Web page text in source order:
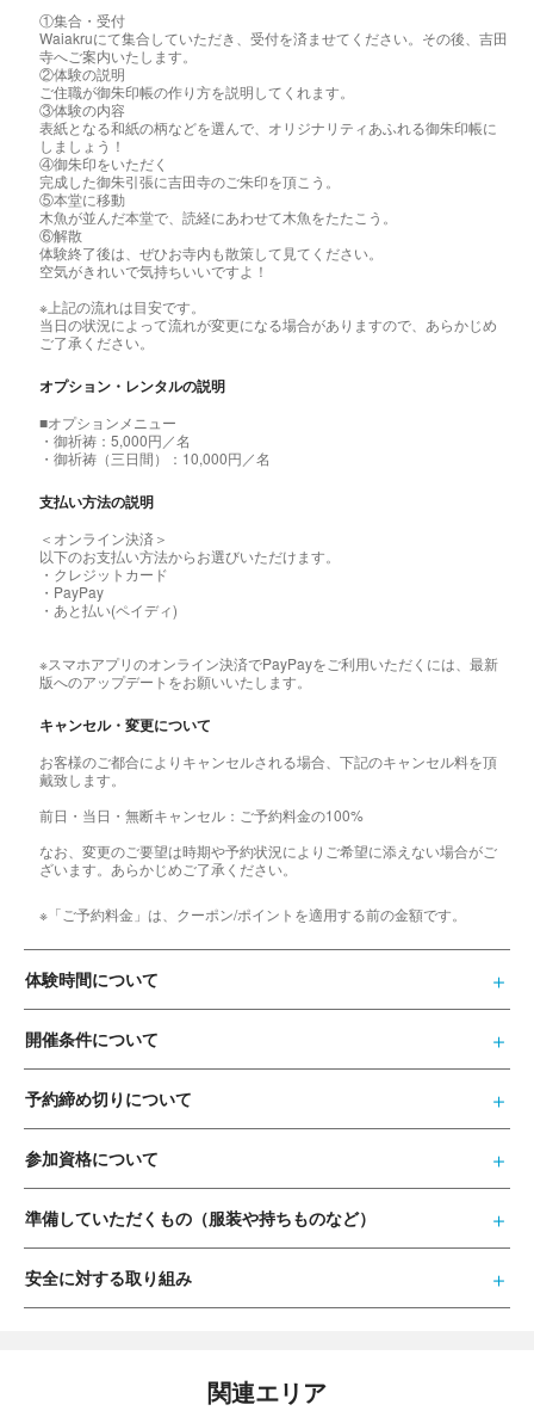
①集合・受付
Waiakruにて集合していただき、受付を済ませてください。その後、吉田
寺へご案内いたします。
②体験の説明
ご住職が御朱印帳の作り方を説明してくれます。
③体験の内容
表紙となる和紙の柄などを選んで、オリジナリティあふれる御朱印帳に
しましょう！
④御朱印をいただく
完成した御朱引張に吉田寺のご朱印を頂こう。
⑤本堂に移動
木魚が並んだ本堂で、読経にあわせて木魚をたたこう。
⑥解散
体験終了後は、ぜひお寺内も散策して見てください。
空気がきれいで気持ちいいですよ！
※上記の流れは目安です。
当日の状況によって流れが変更になる場合がありますので、あらかじめ
ご了承ください。
オプション・レンタルの説明
■オプションメニュー
・御祈祷：5,000円／名
・御祈祷（三日間）：10,000円／名
支払い方法の説明
＜オンライン決済＞
以下のお支払い方法からお選びいただけます。
・クレジットカード
・PayPay
・あと払い(ペイディ)
※スマホアプリのオンライン決済でPayPayをご利用いただくには、最新
版へのアップデートをお願いいたします。
キャンセル・変更について
お客様のご都合によりキャンセルされる場合、下記のキャンセル料を頂
戴致します。
前日・当日・無断キャンセル：ご予約料金の100%
なお、変更のご要望は時期や予約状況によりご希望に添えない場合がご
ざいます。あらかじめご了承ください。
※「ご予約料金」は、クーポン/ポイントを適用する前の金額です。
体験時間について
開催条件について
予約締め切りについて
参加資格について
準備していただくもの（服装や持ちものなど）
安全に対する取り組み
関連エリア